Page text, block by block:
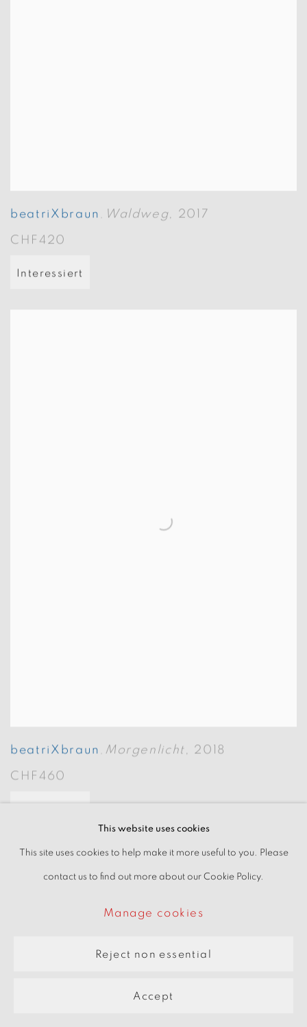
beatriXbraun Waldweg, 2017
CHF420
Interessiert
beatriXbraun Morgenlicht , 2018
CHF460
This website uses cookies
This site uses cookies to help make it more useful to you. Please
contact us to find out more about our Cookie Policy.
Manage cookies
Reject non essential
Accept